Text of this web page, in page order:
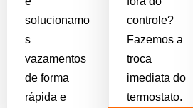
solucionamo
s
vazamentos
de forma
rápida e
controle?
Fazemos a
troca
imediata do
termostato.